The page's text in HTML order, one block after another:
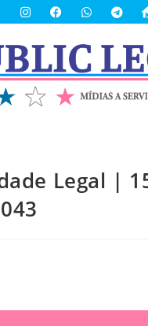
Legal |